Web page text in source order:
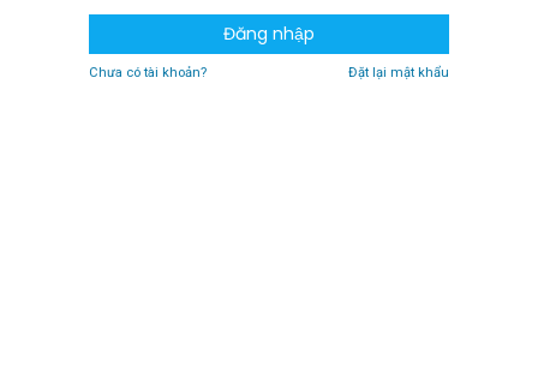
Đăng nhập
Chưa có tài khoản? Đặt lại mật khẩu